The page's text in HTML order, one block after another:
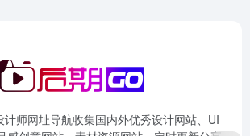
计师网址导航收集国内外优秀设计网站、UI